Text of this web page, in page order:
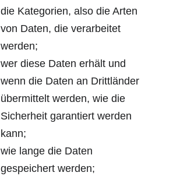
die Kategorien, also die Arten
von Daten, die verarbeitet
werden;
wer diese Daten erhält und
wenn die Daten an Drittländer
übermittelt werden, wie die
Sicherheit garantiert werden
kann;
wie lange die Daten
gespeichert werden;